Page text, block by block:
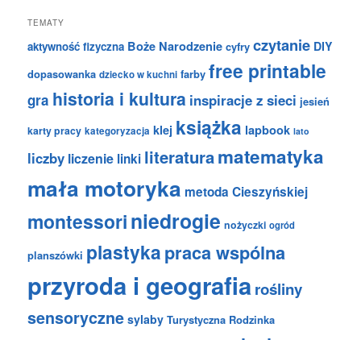
TEMATY
aktywność fizyczna Boże Narodzenie cyfry czytanie DIY
dopasowanka dziecko w kuchni farby free printable
gra historia i kultura inspiracje z sieci jesień
karty pracy kategoryzacja klej książka lapbook lato
liczby liczenie linki literaturamatematyka
mała motoryka metoda Cieszyńskiej
montessoriniedrogie nożyczki ogród
planszówki plastykapraca wspólna
przyroda i geografiarośliny
sensoryczne sylaby Turystyczna Rodzinka